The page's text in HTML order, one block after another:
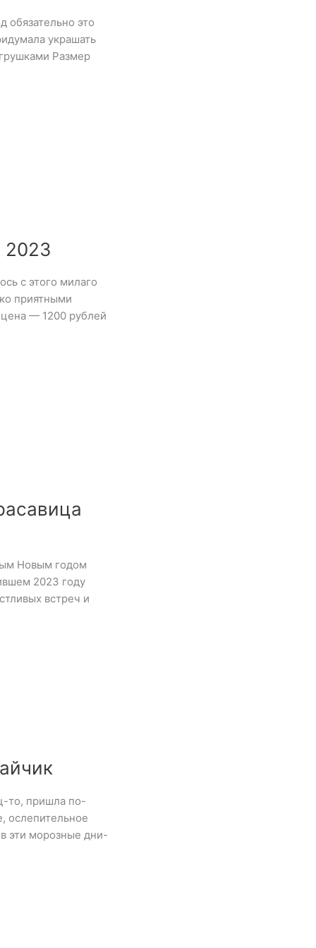
обязательно это
украшать
Размер
2023
с этого милаго
приятными
— 1200 рублей
Новым годом
2023 году
встреч и
то, пришла по-
ослепительное
эти морозные дни-